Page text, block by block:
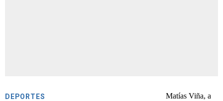
DEPORTES